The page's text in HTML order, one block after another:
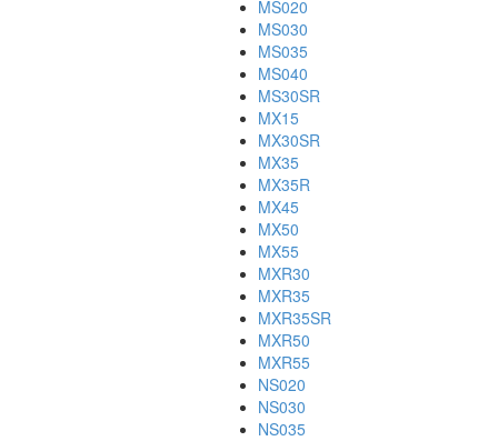
MS020
MS030
MS035
MS040
MS30SR
MX15
MX30SR
MX35
MX35R
MX45
MX50
MX55
MXR30
MXR35
MXR35SR
MXR50
MXR55
NS020
NS030
NS035